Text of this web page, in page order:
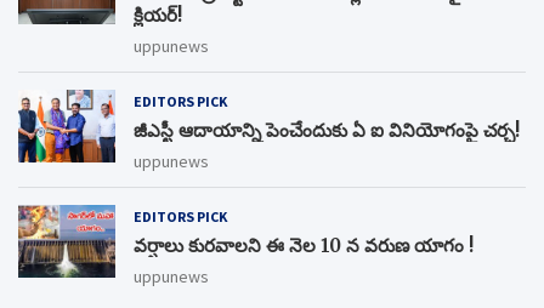
క్లియర్!
uppunews
EDITORS PICK
జీఎస్టీ ఆదాయాన్ని పెంచేందుకు ఏ ఐ వినియోగంపై చర్చ!
uppunews
EDITORS PICK
వర్షాలు కురవాలని ఈ నెల 10 న వరుణ యాగం !
uppunews